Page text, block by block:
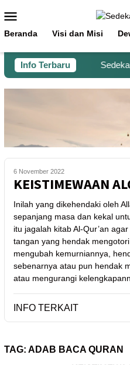
Beranda Visi dan Misi
Info Terbaru
6 November 2022
KEISTIMEWAAN
Inilah yang dikehendaki oleh
sepanjang masa dan kekal
itu jagalah kitab Al-Qur’an
tangan yang hendak
mengubah kemurniannya,
sebenarnya atau pun hendak
atau mengurangi
INFO TERKAIT
TAG: ADAB BACA QURAN